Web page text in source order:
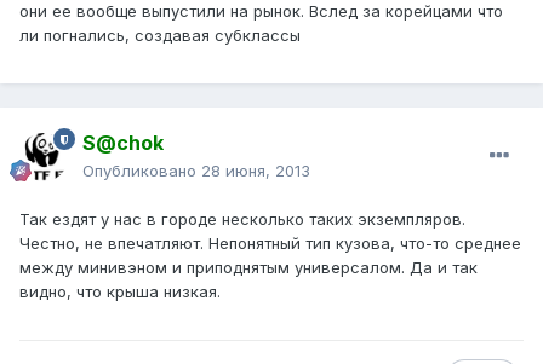
они ее вообще выпустили на рынок. Вслед за корейцами что
ли погнались, создавая субклассы
S@chok
Опубликовано 28 июня, 2013
Так ездят у нас в городе несколько таких экземпляров.
Честно, не впечатляют. Непонятный тип кузова, что-то среднее
между минивэном и приподнятым универсалом. Да и так
видно, что крыша низкая.